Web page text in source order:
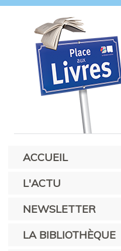
ACCUEIL
L'ACTU
NEWSLETTER
LA BIBLIOTHÈQUE